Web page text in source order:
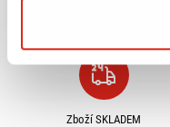
Zboží SKLADEM